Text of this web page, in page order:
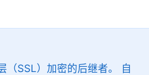
（SSL）加密的后继者。 自